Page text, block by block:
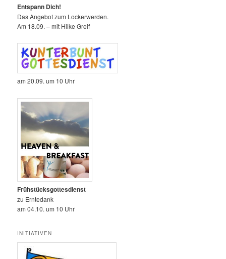
Entspann Dich!
Das Angebot zum Lockerwerden.
Am 18.09. – mit Hilke Greif
am 20.09. um 10 Uhr
Frühstücksgottesdienst
zu Erntedank
am 04.10. um 10 Uhr
INITIATIVEN